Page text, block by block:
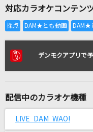
リアルタイ
わたがし
対応カラオケコンテン
デンモクアプリで
配信中のカラオケ機種
LIVE DAM WAO!